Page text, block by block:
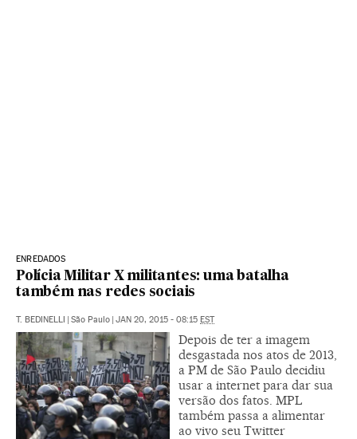
ENREDADOS
Polícia Militar X militantes: uma batalha
também nas redes sociais
T. BEDINELLI | São Paulo | JAN 20, 2015 - 08:15 EST
Depois de ter a imagem
desgastada nos atos de 2013,
a PM de São Paulo decidiu
usar a internet para dar sua
versão dos fatos. MPL
também passa a alimentar
ao vivo seu Twitter